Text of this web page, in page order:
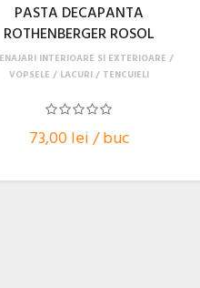
PASTA DECAPANTA
ROTHENBERGER ROSOL
PENTRU...
73,00 lei / buc
INTERIOARE SI EXTERIOARE
VOPSELE / LACURI / TENCUIELI